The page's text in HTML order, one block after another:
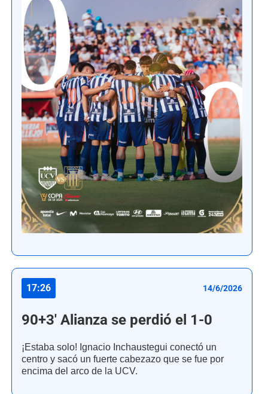
17:26 14/6/2026
90+3' Alianza se perdió el 1-0
¡Estaba solo! Ignacio Inchaustegui conectó un
centro y sacó un fuerte cabezazo que se fue por
encima del arco de la UCV.